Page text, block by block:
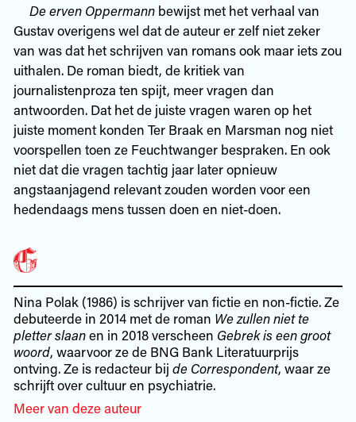
De erven Oppermannbewijst met het verhaal van
Gustav overigens wel dat de auteur er zelf niet zeker
van was dat het schrijven van romans ook maar iets zou
uithalen. De roman biedt, de kritiek van
journalistenproza ten spijt, meer vragen dan
antwoorden. Dat het de juiste vragen waren op het
juiste moment konden Ter Braak en Marsman nog niet
voorspellen toen ze Feuchtwanger bespraken. En ook
niet dat die vragen tachtig jaar later opnieuw
angstaanjagend relevant zouden worden voor een
hedendaags mens tussen doen en niet-doen.
Nina Polak (1986) is schrijver van fictie en non-fictie. Ze
debuteerde in 2014 met de roman We zullen niet te
pletter slaanen in 2018 verscheen Gebrek is een groot
woord, waarvoor ze de BNG Bank Literatuurprijs
ontving. Ze is redacteur bij de Correspondent, waar ze
schrijft over cultuur en psychiatrie.
Meer van deze auteur